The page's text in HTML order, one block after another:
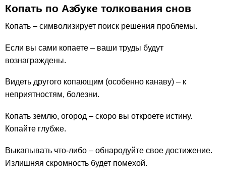
Копать по Азбуке толкования снов
Копать – символизирует поиск решения проблемы.
Если вы сами копаете – ваши труды будут
вознаграждены.
Видеть другого копающим (особенно канаву) – к
неприятностям, болезни.
Копать землю, огород – скоро вы откроете истину.
Копайте глубже.
Выкапывать что-либо – обнародуйте свое достижение.
Излишняя скромность будет помехой.